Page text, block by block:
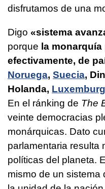
disfrutamos de una
Digo «sistema
porque la monarquía
efectivamente, de
Noruega, Suecia,
Holanda,
En el ránking de The
veinte democracias
monárquicas. Dato
parlamentaria resulta
políticas del planeta.
mismo de un sistema